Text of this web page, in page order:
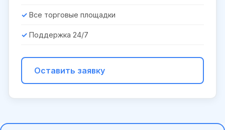
Все торговые площадки
Поддержка 24/7
Оставить заявку